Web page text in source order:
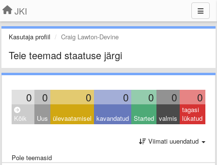
JKI
Kasutaja profiil Craig Lawton-Devine
Teie teemad staatuse järgi
0 0 0 0 0 0 0
Kõik Uus ülevaatamisel kavandatud Started valmis
tagasi
lükatud
Viimati uuendatud
Pole teemasid